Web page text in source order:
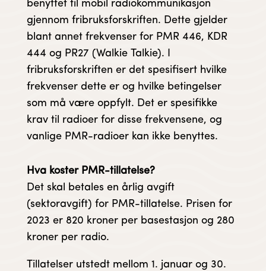
benyttet til mobil radiokommunikasjon
gjennom fribruksforskriften. Dette gjelder
blant annet frekvenser for PMR 446, KDR
444 og PR27 (Walkie Talkie). I
fribruksforskriften er det spesifisert hvilke
frekvenser dette er og hvilke betingelser
som må være oppfylt. Det er spesifikke
krav til radioer for disse frekvensene, og
vanlige PMR-radioer kan ikke benyttes.
Hva koster PMR-tillatelse?
Det skal betales en årlig avgift
(sektoravgift) for PMR-tillatelse. Prisen for
2023 er 820 kroner per basestasjon og 280
kroner per radio.
Tillatelser utstedt mellom 1. januar og 30.